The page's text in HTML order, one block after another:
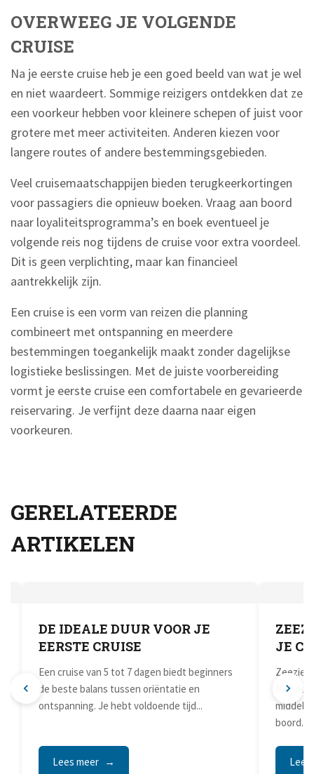
OVERWEEG JE VOLGENDE
CRUISE
Na je eerste cruise heb je een goed beeld van wat je wel
en niet waardeert. Sommige reizigers ontdekken dat ze
een voorkeur hebben voor kleinere schepen of juist voor
grotere met meer activiteiten. Anderen kiezen voor
langere routes of andere bestemmingsgebieden.
Veel cruisemaatschappijen bieden terugkeerkortingen
voor passagiers die opnieuw boeken. Vraag aan boord
naar loyaliteitsprogramma’s en boek eventueel je
volgende reis nog tijdens de cruise voor extra voordeel.
Dit is geen verplichting, maar kan financieel
aantrekkelijk zijn.
Een cruise is een vorm van reizen die planning
combineert met ontspanning en meerdere
bestemmingen toegankelijk maakt zonder dagelijkse
logistieke beslissingen. Met de juiste voorbereiding
vormt je eerste cruise een comfortabele en gevarieerde
reiservaring. Je verfijnt deze daarna naar eigen
voorkeuren.
GERELATEERDE
ARTIKELEN
EERSTE CRUISE
JE